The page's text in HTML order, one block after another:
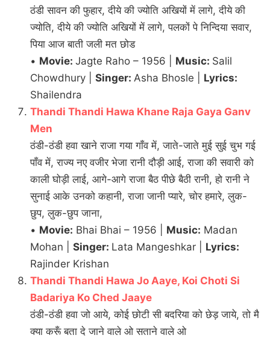
ठंडी सावन की फुहार, दीये की ज्योति अखियों में लागे, दीये की
ज्योति, दीये की ज्योति अखियों में लागे, पलकों पे निन्दिया सवार,
पिया आज बाती जली मत छोड
• Movie: Jagte Raho – 1956 | Music: Salil
Chowdhury | Singer: Asha Bhosle | Lyrics:
Shailendra
Thandi Thandi Hawa Khane Raja Gaya Ganv
Men
ठंडी-ठंडी हवा खाने राजा गया गाँव में, जाते-जाते मुई सुई चुभ गई
पाँव में, राज्य नए वजीर भेजा रानी दौड़ी आई, राजा की सवारी को
काली घोड़ी लाई, आगे-आगे राजा बैठ पीछे बैठी रानी, हो रानी ने
सुनाई आके उनको कहानी, राजा जानी प्यारे, चोर हमारे, लुक-
छुप, लुक-छुप जाना,
• Movie: Bhai Bhai – 1956 | Music: Madan
Mohan | Singer: Lata Mangeshkar | Lyrics:
Rajinder Krishan
Thandi Thandi Hawa Jo Aaye, Koi Choti Si
Badariya Ko Ched Jaaye
ठंडी-ठंडी हवा जो आये, कोई छोटी सी बदरिया को छेड़ जाये, तो मै
क्या करूँ बता दे जाने वाले ओ सताने वाले ओ